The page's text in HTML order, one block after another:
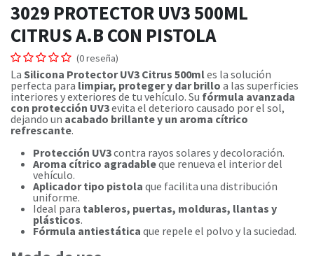
3029 PROTECTOR UV3 500ML
CITRUS A.B CON PISTOLA
(0 reseña)
La Silicona Protector UV3 Citrus 500mles la solución
perfecta para limpiar, proteger y dar brillo a las superficies
interiores y exteriores de tu vehículo. Su fórmula avanzada
con protección UV3evita el deterioro causado por el sol,
dejando un acabado brillante y un aroma cítrico
refrescante.
Protección UV3contra rayos solares y decoloración.
Aroma cítrico agradableque renueva el interior del
vehículo.
Aplicador tipo pistola que facilita una distribución
uniforme.
Ideal para tableros, puertas, molduras, llantas y
plásticos.
Fórmula antiestática que repele el polvo y la suciedad.